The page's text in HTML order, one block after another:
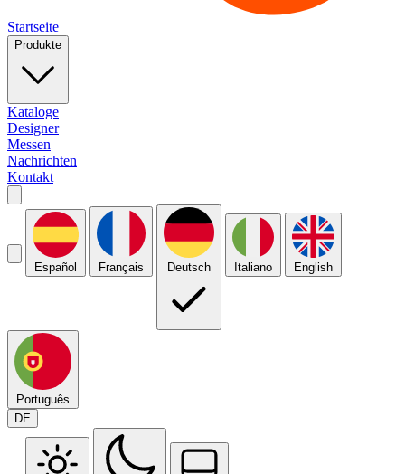
Startseite
Produkte
Kataloge
Designer
Messen
Nachrichten
Kontakt
Español Français Deutsch Italiano English
Português
DE